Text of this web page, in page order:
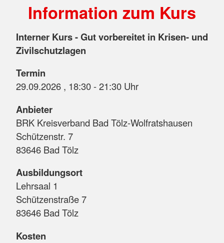
Information zum Kurs
Interner Kurs - Gut vorbereitet in Krisen- und
Zivilschutzlagen
Termin
29.09.2026 , 18:30 - 21:30 Uhr
Anbieter
BRK Kreisverband Bad Tölz-Wolfratshausen
Schützenstr. 7
83646 Bad Tölz
Ausbildungsort
Lehrsaal 1
Schützenstraße 7
83646 Bad Tölz
Kosten